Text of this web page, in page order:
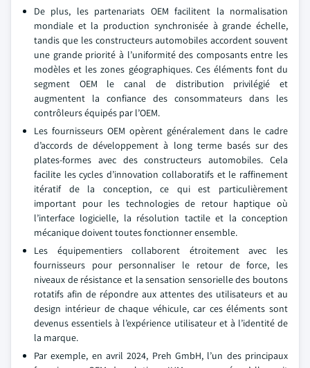
De plus, les partenariats OEM facilitent la normalisation
mondiale et la production synchronisée à grande échelle,
tandis que les constructeurs automobiles accordent souvent
une grande priorité à l’uniformité des composants entre les
modèles et les zones géographiques. Ces éléments font du
segment OEM le canal de distribution privilégié et
augmentent la confiance des consommateurs dans les
contrôleurs équipés par l’OEM.
Les fournisseurs OEM opèrent généralement dans le cadre
d’accords de développement à long terme basés sur des
plates-formes avec des constructeurs automobiles. Cela
facilite les cycles d’innovation collaboratifs et le raffinement
itératif de la conception, ce qui est particulièrement
important pour les technologies de retour haptique où
l’interface logicielle, la résolution tactile et la conception
mécanique doivent toutes fonctionner ensemble.
Les équipementiers collaborent étroitement avec les
fournisseurs pour personnaliser le retour de force, les
niveaux de résistance et la sensation sensorielle des boutons
rotatifs afin de répondre aux attentes des utilisateurs et au
design intérieur de chaque véhicule, car ces éléments sont
devenus essentiels à l’expérience utilisateur et à l’identité de
la marque.
Par exemple, en avril 2024, Preh GmbH, l’un des principaux